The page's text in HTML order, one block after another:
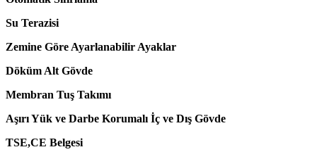
Su Terazisi
Zemine Göre Ayarlanabilir Ayaklar
Döküm Alt Gövde
Membran Tuş Takımı
Aşırı Yük ve Darbe Korumalı İç ve Dış Gövde
TSE,CE Belgesi